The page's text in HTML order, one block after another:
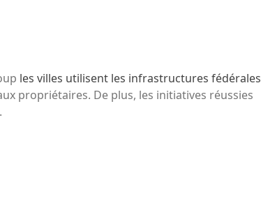
les villes utilisent les infrastructures fédérales
propriétaires. De plus, les initiatives réussies